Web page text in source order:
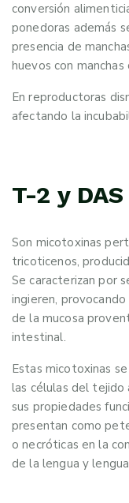
conversión
ponedoras además
presencia de
huevos con manchas
En reproductoras
afectando la
T-2 y DAS
Son micotoxinas
tricoticenos,
Se caracterizan por
ingieren,
de la mucosa
intestinal.
Estas micotoxinas
las células del tejido
sus propiedades
presentan como
o necróticas en la
de la lengua y